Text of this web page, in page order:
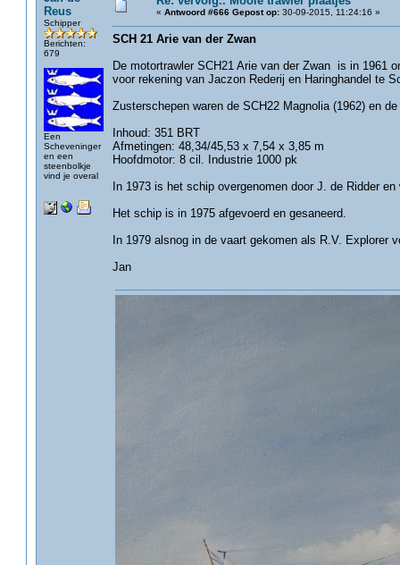
Reus
Schipper
Berichten:
679
Een
Scheveninger
en een
steenbolkje
vind je overal
« Antwoord #666 Gepost op:30-09-2015, 11:24:16 »
SCH 21 Arie van der Zwan
De motortrawler SCH21 Arie van der Zwan is in 1961
voor rekening van Jaczon Rederij en Haringhandel te
Zusterschepen waren de SCH22 Magnolia (1962) en
Inhoud: 351 BRT
Afmetingen: 48,34/45,53 x 7,54 x 3,85 m
Hoofdmotor: 8 cil. Industrie 1000 pk
In 1973 is het schip overgenomen door J. de Ridder
Het schip is in 1975 afgevoerd en gesaneerd.
In 1979 alsnog in de vaart gekomen als R.V. Explorer
Jan